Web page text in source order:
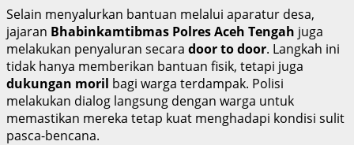
Selain menyalurkan bantuan melalui aparatur desa,
jajaran Bhabinkamtibmas Polres Aceh Tengah juga
melakukan penyaluran secara door to door. Langkah ini
tidak hanya memberikan bantuan fisik, tetapi juga
dukungan moril bagi warga terdampak. Polisi
melakukan dialog langsung dengan warga untuk
memastikan mereka tetap kuat menghadapi kondisi sulit
pasca-bencana.